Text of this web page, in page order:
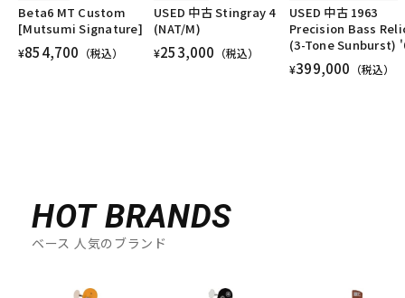
Beta6 MT Custom
[Mutsumi Signature]
¥854,700 （税込）
USED 中古 Stingray 4
(NAT/M)
¥253,000 （税込）
USED 中古 1963
Precision Bass
(3-Tone Sunburst)
¥399,000 （税込）
HOT BRANDS
ベース 人気のブランド